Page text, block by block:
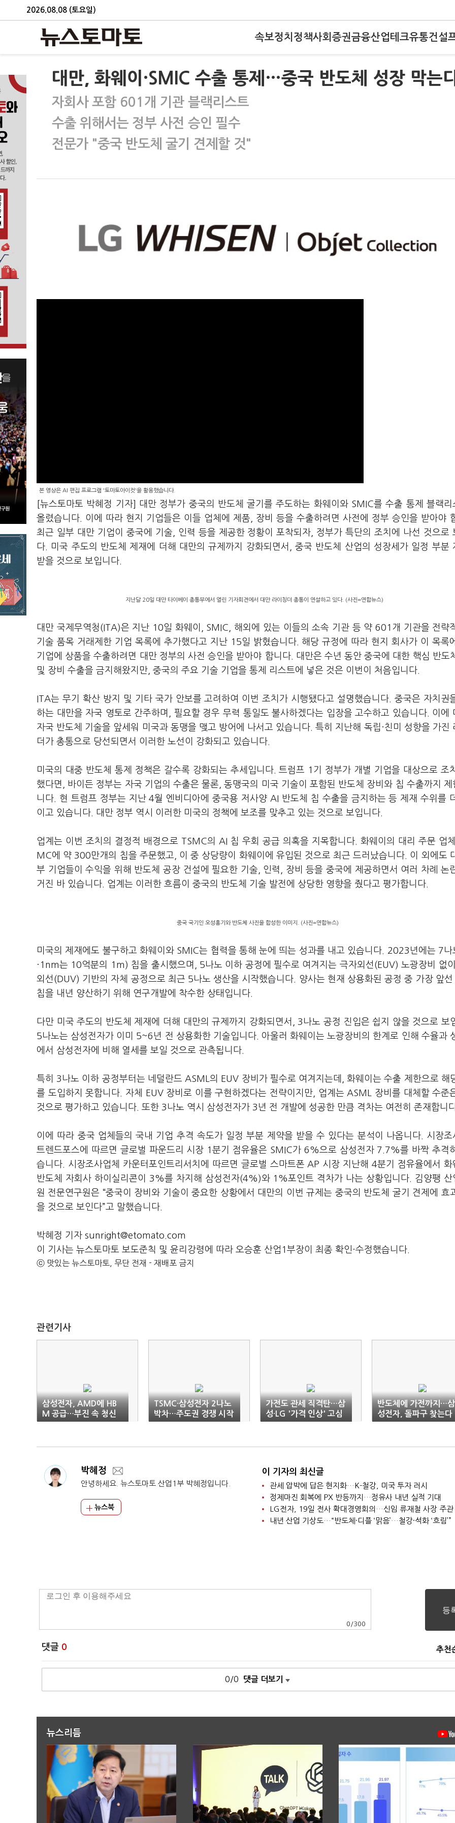
2026.08.08 (토요일)
속보정치 정책사회 증권금융산업테크유통건설
대만, 화웨이·SMIC 수출 통제…중국 반도체 성장 막는
자회사 포함 601개 기관 블랙리스트
수출 위해서는 정부 사전 승인 필수
전문가 "중국 반도체 굴기 견제할 것"
본 영상은 AI 편집 프로그램 '토마토아이컷'을 활용했습니다.
[뉴스토마토 박혜정 기자] 대만 정부가 중국의 반도체 굴기를 주도하는 화웨이와 SMIC를 수출 통제 블랙리
올렸습니다. 이에 따라 현지 기업들은 이들 업체에 제품, 장비 등을 수출하려면 사전에 정부 승인을 받아야
최근 일부 대만 기업이 중국에 기술, 인력 등을 제공한 정황이 포착되자, 정부가 특단의 조치에 나선 것으로
다. 미국 주도의 반도체 제재에 더해 대만의 규제까지 강화되면서, 중국 반도체 산업의 성장세가 일정 부분
받을 것으로 보입니다.
지난달 20일 대만 타이베이 총통부에서 열린 기자회견에서 대만 라이칭더 총통이 연설하고 있다. (사진=연합뉴스)
대만 국제무역청(ITA)은 지난 10일 화웨이, SMIC, 해외에 있는 이들의 소속 기관 등 약 601개 기관을 전략
기술 품목 거래제한 기업 목록에 추가했다고 지난 15일 밝혔습니다. 해당 규정에 따라 현지 회사가 이 목록
기업에 상품을 수출하려면 대만 정부의 사전 승인을 받아야 합니다. 대만은 수년 동안 중국에 대한 핵심 반도
및 장비 수출을 금지해왔지만, 중국의 주요 기술 기업을 통제 리스트에 넣은 것은 이번이 처음입니다.
ITA는 무기 확산 방지 및 기타 국가 안보를 고려하여 이번 조치가 시행됐다고 설명했습니다. 중국은 자치권
하는 대만을 자국 영토로 간주하며, 필요할 경우 무력 통일도 불사하겠다는 입장을 고수하고 있습니다. 이에
자국 반도체 기술을 앞세워 미국과 동맹을 맺고 방어에 나서고 있습니다. 특히 지난해 독립·친미 성향을 가진
더가 총통으로 당선되면서 이러한 노선이 강화되고 있습니다.
미국의 대중 반도체 통제 정책은 갈수록 강화되는 추세입니다. 트럼프 1기 정부가 개별 기업을 대상으로 조
했다면, 바이든 정부는 자국 기업의 수출은 물론, 동맹국의 미국 기술이 포함된 반도체 장비와 칩 수출까지 제
니다. 현 트럼프 정부는 지난 4월 엔비디아에 중국용 저사양 AI 반도체 칩 수출을 금지하는 등 제재 수위를
이고 있습니다. 대만 정부 역시 이러한 미국의 정책에 보조를 맞추고 있는 것으로 보입니다.
업계는 이번 조치의 결정적 배경으로 TSMC의 AI 칩 우회 공급 의혹을 지목합니다. 화웨이의 대리 주문 업
MC에 약 300만개의 칩을 주문했고, 이 중 상당량이 화웨이에 유입된 것으로 최근 드러났습니다. 이 외에도
부 기업들이 수익을 위해 반도체 공장 건설에 필요한 기술, 인력, 장비 등을 중국에 제공하면서 여러 차례 논
거진 바 있습니다. 업계는 이러한 흐름이 중국의 반도체 기술 발전에 상당한 영향을 줬다고 평가합니다.
중국 국기인 오성홍기와 반도체 사진을 합성한 이미지. (사진=연합뉴스)
미국의 제재에도 불구하고 화웨이와 SMIC는 협력을 통해 눈에 띄는 성과를 내고 있습니다. 2023년에는 7
·1nm는 10억분의 1m) 칩을 출시했으며, 5나노 이하 공정에 필수로 여겨지는 극자외선(EUV) 노광장비 없
외선(DUV) 기반의 자체 공정으로 최근 5나노 생산을 시작했습니다. 양사는 현재 상용화된 공정 중 가장 앞
칩을 내년 양산하기 위해 연구개발에 착수한 상태입니다.
다만 미국 주도의 반도체 제재에 더해 대만의 규제까지 강화되면서, 3나노 공정 진입은 쉽지 않을 것으로 보
5나노는 삼성전자가 이미 5~6년 전 상용화한 기술입니다. 아울러 화웨이는 노광장비의 한계로 인해 수율과
에서 삼성전자에 비해 열세를 보일 것으로 관측됩니다.
특히 3나노 이하 공정부터는 네덜란드 ASML의 EUV 장비가 필수로 여겨지는데, 화웨이는 수출 제한으로 해
를 도입하지 못합니다. 자체 EUV 장비로 이를 구현하겠다는 전략이지만, 업계는 ASML 장비를 대체할 수준
것으로 평가하고 있습니다. 또한 3나노 역시 삼성전자가 3년 전 개발에 성공한 만큼 격차는 여전히 존재합니
이에 따라 중국 업체들의 국내 기업 추격 속도가 일정 부분 제약을 받을 수 있다는 분석이 나옵니다. 시장조
트렌드포스에 따르면 글로벌 파운드리 시장 1분기 점유율은 SMIC가 6%으로 삼성전자 7.7%를 바짝 추격
습니다. 시장조사업체 카운터포인트리서치에 따르면 글로벌 스마트폰 AP 시장 지난해 4분기 점유율에서 화
반도체 자회사 하이실리콘이 3%를 차지해 삼성전자(4%)와 1%포인트 격차가 나는 상황입니다. 김양팽 산
원 전문연구원은 “중국이 장비와 기술이 중요한 상황에서 대만의 이번 규제는 중국의 반도체 굴기 견제에 효
을 것으로 보인다”고 말했습니다.
박혜정 기자 sunright@etomato.com
이 기사는 뉴스토마토 보도준칙 및 윤리강령에 따라 오승훈 산업1부장이 최종 확인·수정했습니다.
ⓒ 맛있는 뉴스토마토, 무단 전재 - 재배포 금지
관련기사
삼성전자, AMD에 HB
M 공급…부진 속 청신
호
TSMC·삼성전자 2나노
박차…주도권 경쟁 시작
가전도 관세 직격탄…삼
성·LG '가격 인상' 고심
반도체에 가전까지…삼
성전자, 돌파구 찾는다
박혜정
안녕하세요. 뉴스토마토 산업1부 박혜정입니다.
뉴스북
이 기자의 최신글
관세 압박에 답은 현지화…K-철강, 미국 투자 러시
정제마진 회복에 PX 반등까지…정유사 내년 실적 기대
LG전자, 19일 전사 확대경영회의…신임 류재철 사장 주관
내년 산업 기상도…“반도체·디플 ‘맑음’…철강·석화 ‘흐림’”
0 /300
댓글 0 추천
0/0 댓글 더보기
뉴스리듬